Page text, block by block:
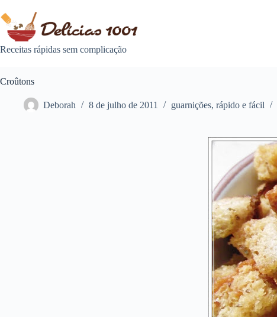
para
conteúdo
Receitas rápidas sem complicação
Croûtons
Deborah 8 de julho de 2011 guarnições, rápido e fácil